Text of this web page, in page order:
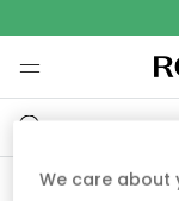
We care about